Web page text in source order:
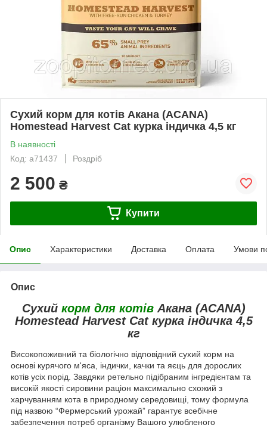
Сухий корм для котів Акана (ACANA)
Homestead Harvest Cat курка індичка 4,5 кг
В наявності
Код: a71437
Роздріб
2 500 ₴
Купити
Опис Характеристики Доставка Оплата Умови
Опис
Сухий корм для котівАкана (ACANA)
Homestead Harvest Cat курка індичка 4,5
кг
Високопоживний та біологічно відповідний сухий корм на
основі курячого м'яса, індички, качки та яєць для дорослих
котів усіх порід. Завдяки ретельно підібраним інгредієнтам та
високій якості сировини раціон максимально схожий з
харчуванням кота в природному середовищі, тому формула
під назвою “Фермерський урожай” гарантує всебічне
забезпечення потреб організму Вашого улюбленого